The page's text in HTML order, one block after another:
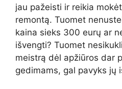
jau pažeisti ir reikia
remontą. Tuomet
kaina sieks 300 eurų ar
išvengti? Tuomet
meistrą dėl apžiūros dar
gedimams, gal pavyks jų